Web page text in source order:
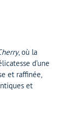
, où la
d’une
et raffinée,
et